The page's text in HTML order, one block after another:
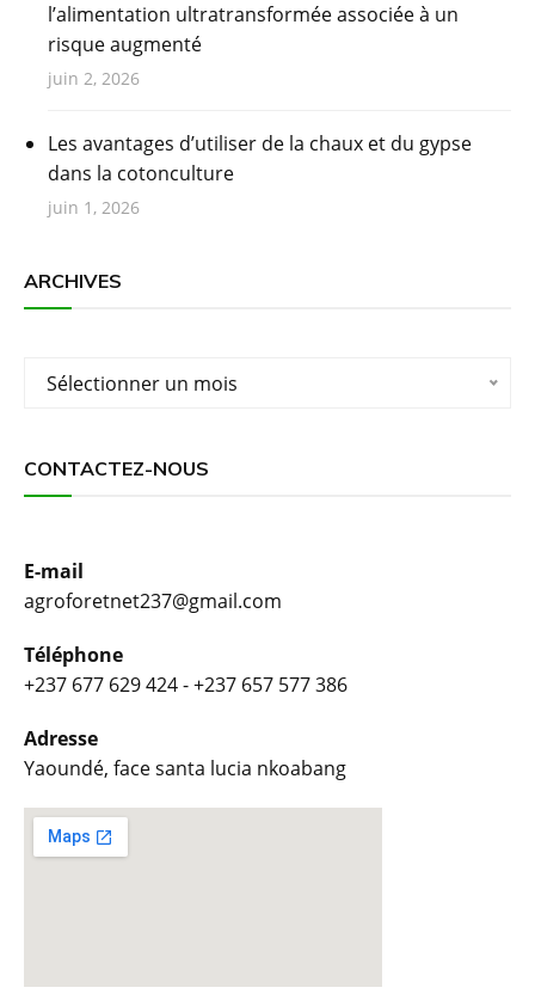
l’alimentation ultratransformée associée à un
risque augmenté
juin 2, 2026
Les avantages d’utiliser de la chaux et du gypse
dans la cotonculture
juin 1, 2026
ARCHIVES
Archives
Sélectionner un mois
CONTACTEZ-NOUS
E-mail
agroforetnet237@gmail.com
Téléphone
+237 677 629 424 - +237 657 577 386
Adresse
Yaoundé, face santa lucia nkoabang